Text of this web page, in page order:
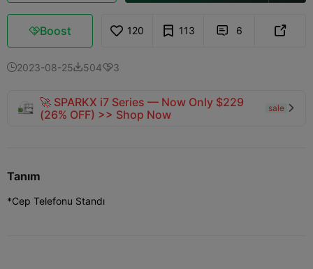
Boost 120 113  6 
2023-08-255043
🚀 SPARKX i7 Series — Now Only $229
(26% OFF) >> Shop Now
sale 
Tanım
*Cep Telefonu Standı